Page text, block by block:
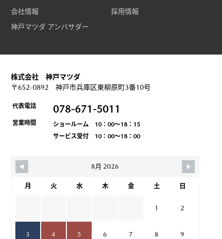
会社情報
採用情報
神戸マツダ アンバサダー
株式会社 神戸マツダ
〒652-0892 神戸市兵庫区東柳原町3番10号
代表電話 078-671-5011
営業時間
ショールーム 10：00～18：15
サービス受付 10：00～18：00
8月 2026
月 火 水 木 金 土 日
1 2
3 4 5 6 7 8 9